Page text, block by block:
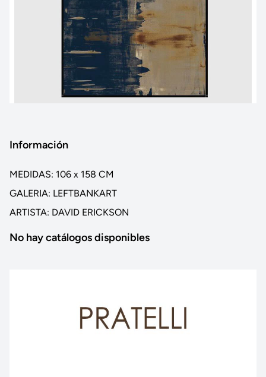
Información
MEDIDAS: 106 x 158 CM
GALERIA: LEFTBANKART
ARTISTA: DAVID ERICKSON
No hay catálogos disponibles